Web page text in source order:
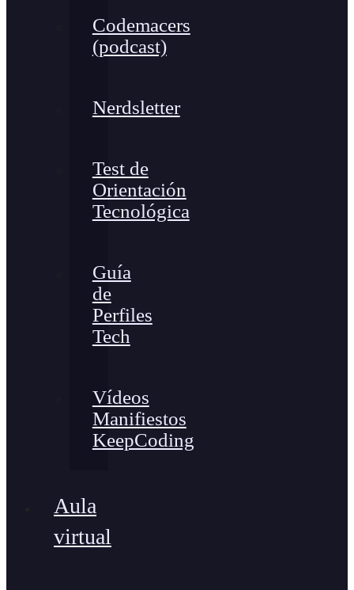
Codemacers
(podcast)
Nerdsletter
Test de
Orientación
Tecnológica
Guía
de
Perfiles
Tech
Vídeos
Manifiestos
KeepCoding
Aula
virtual